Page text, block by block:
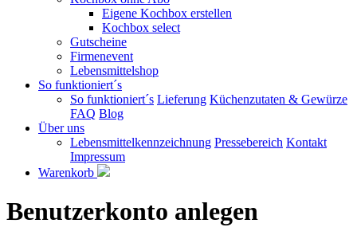
Eigene Kochbox erstellen
Kochbox select
Gutscheine
Firmenevent
Lebensmittelshop
So funktioniert´s
So funktioniert´s Lieferung Küchenzutaten & Gewürze
FAQ Blog
Über uns
Lebensmittelkennzeichnung Pressebereich Kontakt
Impressum
Warenkorb
Benutzerkonto anlegen